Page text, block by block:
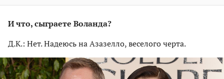
И что, сыграете Воланда?
Д.К.: Нет. Надеюсь на Азазелло, веселого черта.